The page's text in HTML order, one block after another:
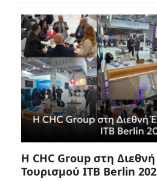
Η CHC Group στη
Τουρισμού ITB Berlin